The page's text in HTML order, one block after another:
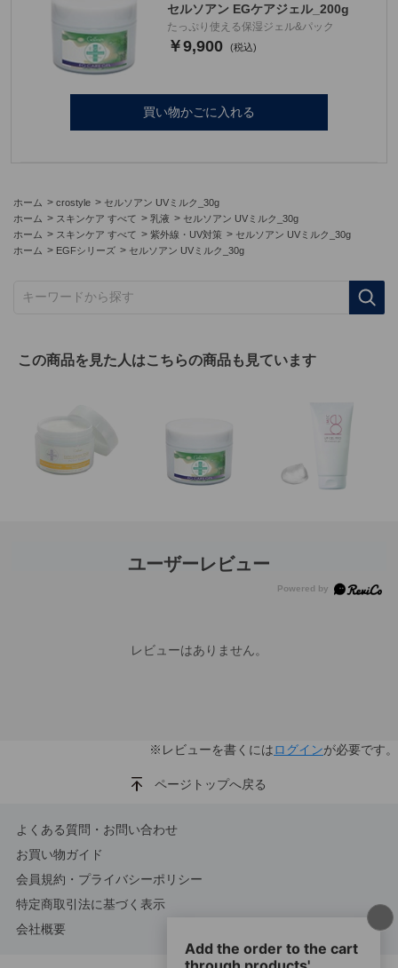
セルソアン EGケアジェル_200g
たっぷり使える保湿ジェル&パック
￥9,900
買い物かごに入れる
ホーム > crostyle > セルソアン UVミルク_30g
ホーム > スキンケア すべて > 乳液 > セルソアン UVミルク_30g
ホーム > スキンケア すべて > 紫外線・UV対策 > セルソアン UVミルク_30g
ホーム > EGFシリーズ > セルソアン UVミルク_30g
キーワードから探す
この商品を見た人はこちらの商品も見ています
ユーザーレビュー
レビューはありません。
※レビューを書くにはログインが必要です。
ページトップへ戻る
よくある質問・お問い合わせ
お買い物ガイド
会員規約・プライバシーポリシー
特定商取引法に基づく表示
会社概要